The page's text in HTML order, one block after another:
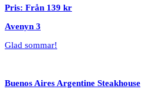
Pris: Från 139 kr
Avenyn 3
Glad sommar!
Buenos Aires Argentine Steakhouse